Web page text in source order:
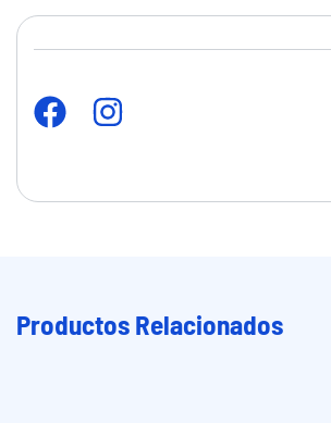
Productos Relacionados